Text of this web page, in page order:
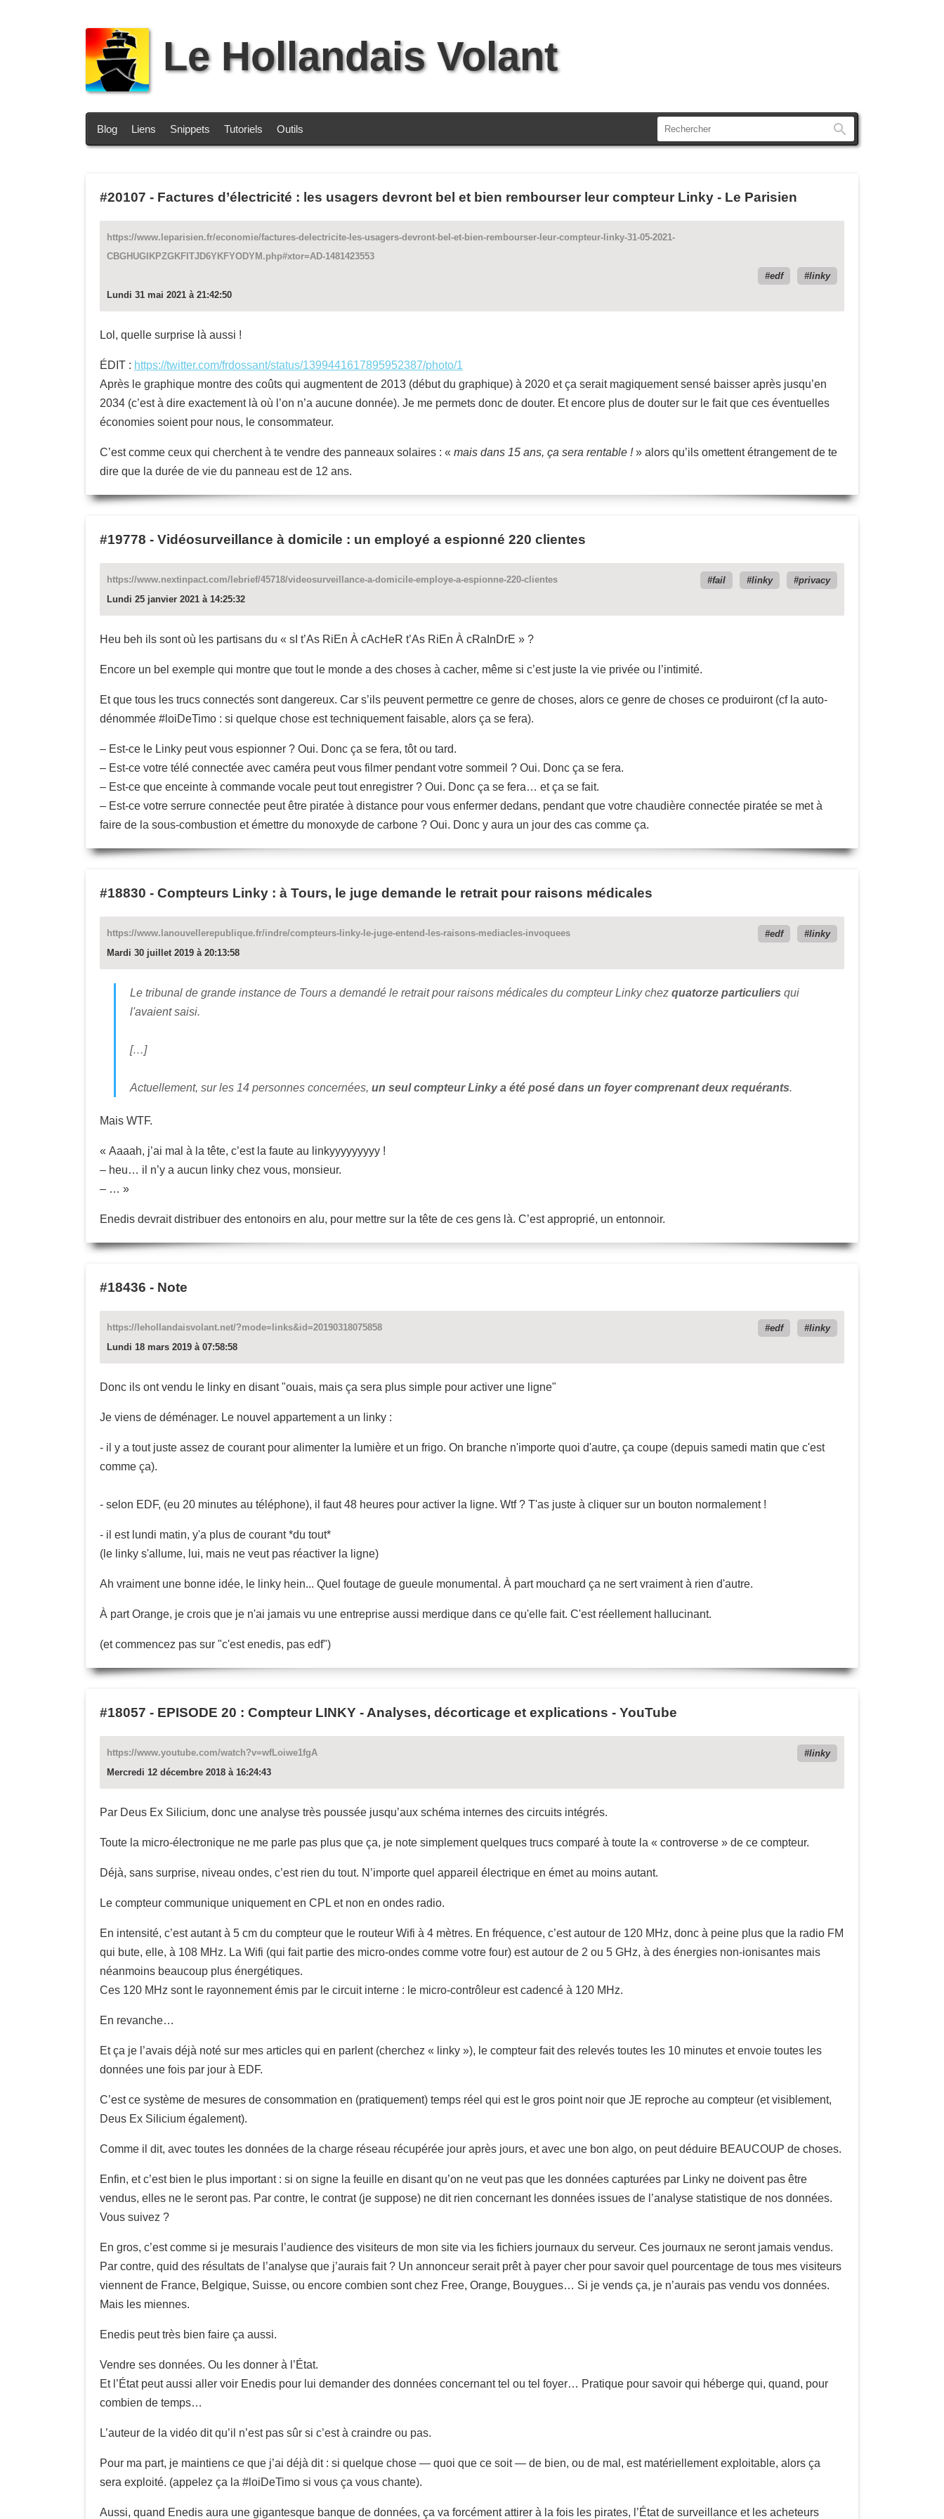
Le Hollandais Volant
Blog Liens Snippets Tutoriels Outils
#20107 - Factures d’électricité : les usagers devront bel et bien rembourser leur compteur Linky - Le Parisien
https://www.leparisien.fr/economie/factures-delectricite-les-usagers-devront-bel-et-bien-rembourser-leur-compteur-linky-31-05-2021-
CBGHUGIKPZGKFITJD6YKFYODYM.php#xtor=AD-1481423553
edf
linky
Lundi 31 mai 2021 à 21:42:50
Lol, quelle surprise là aussi !
ÉDIT : https://twitter.com/frdossant/status/1399441617895952387/photo/1
Après le graphique montre des coûts qui augmentent de 2013 (début du graphique) à 2020 et ça serait magiquement sensé baisser après jusqu’en
2034 (c’est à dire exactement là où l’on n’a aucune donnée). Je me permets donc de douter. Et encore plus de douter sur le fait que ces éventuelles
économies soient pour nous, le consommateur.
C’est comme ceux qui cherchent à te vendre des panneaux solaires : « mais dans 15 ans, ça sera rentable !» alors qu’ils omettent étrangement de te
dire que la durée de vie du panneau est de 12 ans.
#19778 - Vidéosurveillance à domicile : un employé a espionné 220 clientes
https://www.nextinpact.com/lebrief/45718/videosurveillance-a-domicile-employe-a-espionne-220-clientes fail linky
privacy
Lundi 25 janvier 2021 à 14:25:32
Heu beh ils sont où les partisans du « sI t’As RiEn À cAcHeR t’As RiEn À cRaInDrE » ?
Encore un bel exemple qui montre que tout le monde a des choses à cacher, même si c’est juste la vie privée ou l’intimité.
Et que tous les trucs connectés sont dangereux. Car s’ils peuvent permettre ce genre de choses, alors ce genre de choses ce produiront (cf la auto-
dénommée #loiDeTimo : si quelque chose est techniquement faisable, alors ça se fera).
– Est-ce le Linky peut vous espionner ? Oui. Donc ça se fera, tôt ou tard.
– Est-ce votre télé connectée avec caméra peut vous filmer pendant votre sommeil ? Oui. Donc ça se fera.
– Est-ce que enceinte à commande vocale peut tout enregistrer ? Oui. Donc ça se fera… et ça se fait.
– Est-ce votre serrure connectée peut être piratée à distance pour vous enfermer dedans, pendant que votre chaudière connectée piratée se met à
faire de la sous-combustion et émettre du monoxyde de carbone ? Oui. Donc y aura un jour des cas comme ça.
#18830 - Compteurs Linky : à Tours, le juge demande le retrait pour raisons médicales
https://www.lanouvellerepublique.fr/indre/compteurs-linky-le-juge-entend-les-raisons-mediacles-invoquees edf
linky
Mardi 30 juillet 2019 à 20:13:58
Le tribunal de grande instance de Tours a demandé le retrait pour raisons médicales du compteur Linky chez quatorze particuliers qui
l'avaient saisi.
[…]
Actuellement, sur les 14 personnes concernées, un seul compteur Linky a été posé dans un foyer comprenant deux requérants.
Mais WTF.
« Aaaah, j’ai mal à la tête, c’est la faute au linkyyyyyyyyy !
– heu… il n’y a aucun linky chez vous, monsieur.
– … »
Enedis devrait distribuer des entonoirs en alu, pour mettre sur la tête de ces gens là. C’est approprié, un entonnoir.
#18436 - Note
https://lehollandaisvolant.net/?mode=links&id=20190318075858 edf
linky
Lundi 18 mars 2019 à 07:58:58
Donc ils ont vendu le linky en disant "ouais, mais ça sera plus simple pour activer une ligne"
Je viens de déménager. Le nouvel appartement a un linky :
- il y a tout juste assez de courant pour alimenter la lumière et un frigo. On branche n'importe quoi d'autre, ça coupe (depuis samedi matin que c'est
comme ça).
- selon EDF, (eu 20 minutes au téléphone), il faut 48 heures pour activer la ligne. Wtf ? T'as juste à cliquer sur un bouton normalement !
- il est lundi matin, y'a plus de courant *du tout*
(le linky s'allume, lui, mais ne veut pas réactiver la ligne)
Ah vraiment une bonne idée, le linky hein... Quel foutage de gueule monumental. À part mouchard ça ne sert vraiment à rien d'autre.
À part Orange, je crois que je n'ai jamais vu une entreprise aussi merdique dans ce qu'elle fait. C'est réellement hallucinant.
(et commencez pas sur "c'est enedis, pas edf")
#18057 - EPISODE 20 : Compteur LINKY - Analyses, décorticage et explications - YouTube
https://www.youtube.com/watch?v=wfLoiwe1fgA
linky
Mercredi 12 décembre 2018 à 16:24:43
Par Deus Ex Silicium, donc une analyse très poussée jusqu’aux schéma internes des circuits intégrés.
Toute la micro-électronique ne me parle pas plus que ça, je note simplement quelques trucs comparé à toute la « controverse » de ce compteur.
Déjà, sans surprise, niveau ondes, c’est rien du tout. N’importe quel appareil électrique en émet au moins autant.
Le compteur communique uniquement en CPL et non en ondes radio.
En intensité, c’est autant à 5 cm du compteur que le routeur Wifi à 4 mètres. En fréquence, c’est autour de 120 MHz, donc à peine plus que la radio FM
qui bute, elle, à 108 MHz. La Wifi (qui fait partie des micro-ondes comme votre four) est autour de 2 ou 5 GHz, à des énergies non-ionisantes mais
néanmoins beaucoup plus énergétiques.
Ces 120 MHz sont le rayonnement émis par le circuit interne : le micro-contrôleur est cadencé à 120 MHz.
En revanche…
Et ça je l’avais déjà noté sur mes articles qui en parlent (cherchez « linky »), le compteur fait des relevés toutes les 10 minutes et envoie toutes les
données une fois par jour à EDF.
C’est ce système de mesures de consommation en (pratiquement) temps réel qui est le gros point noir que JE reproche au compteur (et visiblement,
Deus Ex Silicium également).
Comme il dit, avec toutes les données de la charge réseau récupérée jour après jours, et avec une bon algo, on peut déduire BEAUCOUP de choses.
Enfin, et c’est bien le plus important : si on signe la feuille en disant qu’on ne veut pas que les données capturées par Linky ne doivent pas être
vendus, elles ne le seront pas. Par contre, le contrat (je suppose) ne dit rien concernant les données issues de l’analyse statistique de nos données.
Vous suivez ?
En gros, c’est comme si je mesurais l’audience des visiteurs de mon site via les fichiers journaux du serveur. Ces journaux ne seront jamais vendus.
Par contre, quid des résultats de l’analyse que j’aurais fait ? Un annonceur serait prêt à payer cher pour savoir quel pourcentage de tous mes visiteurs
viennent de France, Belgique, Suisse, ou encore combien sont chez Free, Orange, Bouygues… Si je vends ça, je n’aurais pas vendu vos données.
Mais les miennes.
Enedis peut très bien faire ça aussi.
Vendre ses données. Ou les donner à l’État.
Et l’État peut aussi aller voir Enedis pour lui demander des données concernant tel ou tel foyer… Pratique pour savoir qui héberge qui, quand, pour
combien de temps…
L’auteur de la vidéo dit qu’il n’est pas sûr si c’est à craindre ou pas.
Pour ma part, je maintiens ce que j’ai déjà dit : si quelque chose — quoi que ce soit — de bien, ou de mal, est matériellement exploitable, alors ça
sera exploité. (appelez ça la #loiDeTimo si vous ça vous chante).
Aussi, quand Enedis aura une gigantesque banque de données, ça va forcément attirer à la fois les pirates, l’État de surveillance et les acheteurs